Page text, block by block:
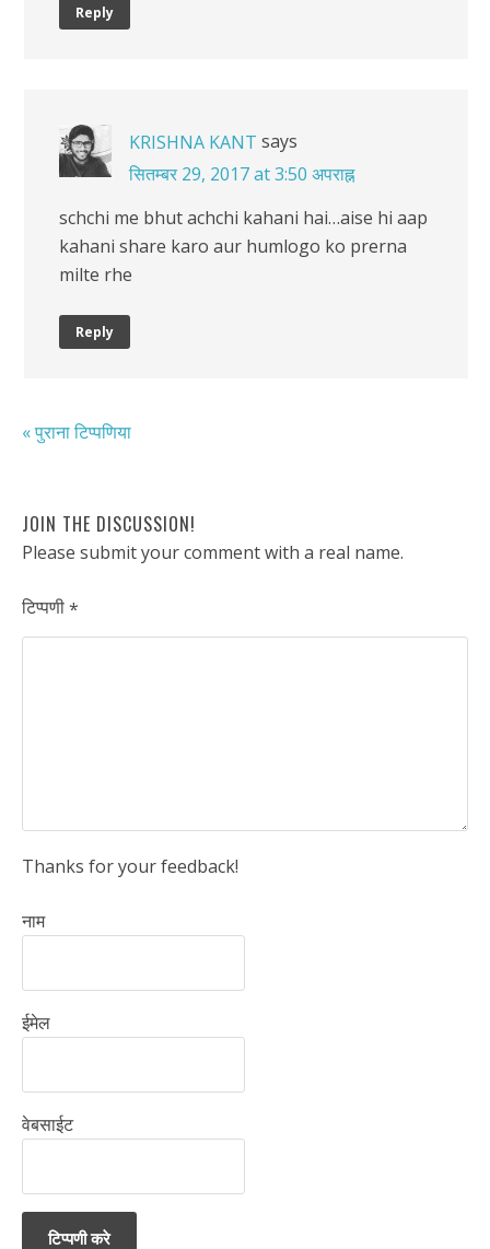
Reply
KRISHNA KANT says
सितम्बर 29, 2017 at 3:50 अपराह्न
schchi me bhut achchi kahani hai…aise hi aap
kahani share karo aur humlogo ko prerna
milte rhe
Reply
« पुराना टिप्पणिया
JOIN THE DISCUSSION!
Please submit your comment with a real name.
टिप्पणी*
Thanks for your feedback!
नाम
ईमेल
वेबसाईट